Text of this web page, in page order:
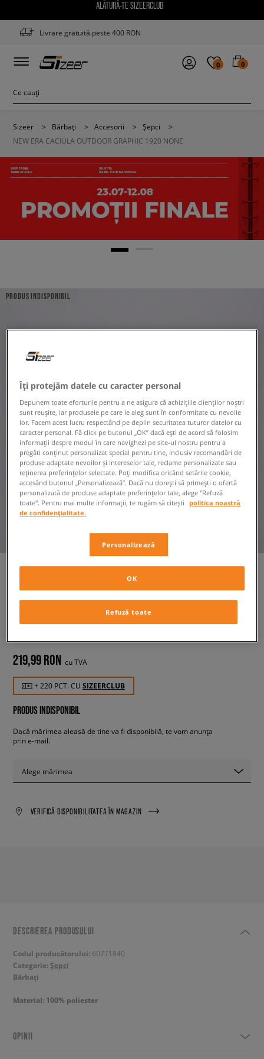
ALĂTURĂ-TE SIZEERCLUB
Livrare gratuită peste 400 RON
0 0
Sizeer > Bărbați > Accesorii > Șepci
>
NEW ERA CACIULA OUTDOOR GRAPHIC 1920 NONE
PRODUS INDISPONIBIL
NEW ERA CACIULA OUTDOOR
bărbați, șepci
219,99 RON cu TVA
+ 220 PCT. CU SIZEERCLUB
PRODUS INDISPONIBIL
Dacă mărimea aleasă de tine va fi disponibilă, te vom anunța
prin e-mail.
Alege mărimea
VERIFICĂ DISPONIBILITATEA ÎN MAGAZIN
DESCRIEREA PRODUSULUI
Codul producătorului: 60771840
Categorie: Șepci
Bărbați
Material: 100% poliester
OPINII
Îți protejăm datele cu caracter personal
Depunem toate eforturile pentru a ne asigura că achizițiile clienților noștri
sunt reușite, iar produsele pe care le aleg sunt în conformitate cu nevoile
lor. Facem acest lucru respectând pe deplin securitatea tuturor datelor cu
caracter personal. Fă click pe butonul „OK” dacă ești de acord să folosim
informații despre modul în care navighezi pe site-ul nostru pentru a
pregăti conținut personalizat special pentru tine, inclusiv recomandări de
produse adaptate nevoilor și intereselor tale, reclame personalizate sau
reținerea preferințelor selectate. Poți modifica oricând setările cookie,
accesând butonul „Personalizează”. Dacă nu dorești să primești o ofertă
personalizată de produse adaptate preferințelor tale, alege "Refuză
toate". Pentru mai multe informații, te rugăm să citești
politica noastră
de confidențialitate.
Personalizează
Refuză toate
OK